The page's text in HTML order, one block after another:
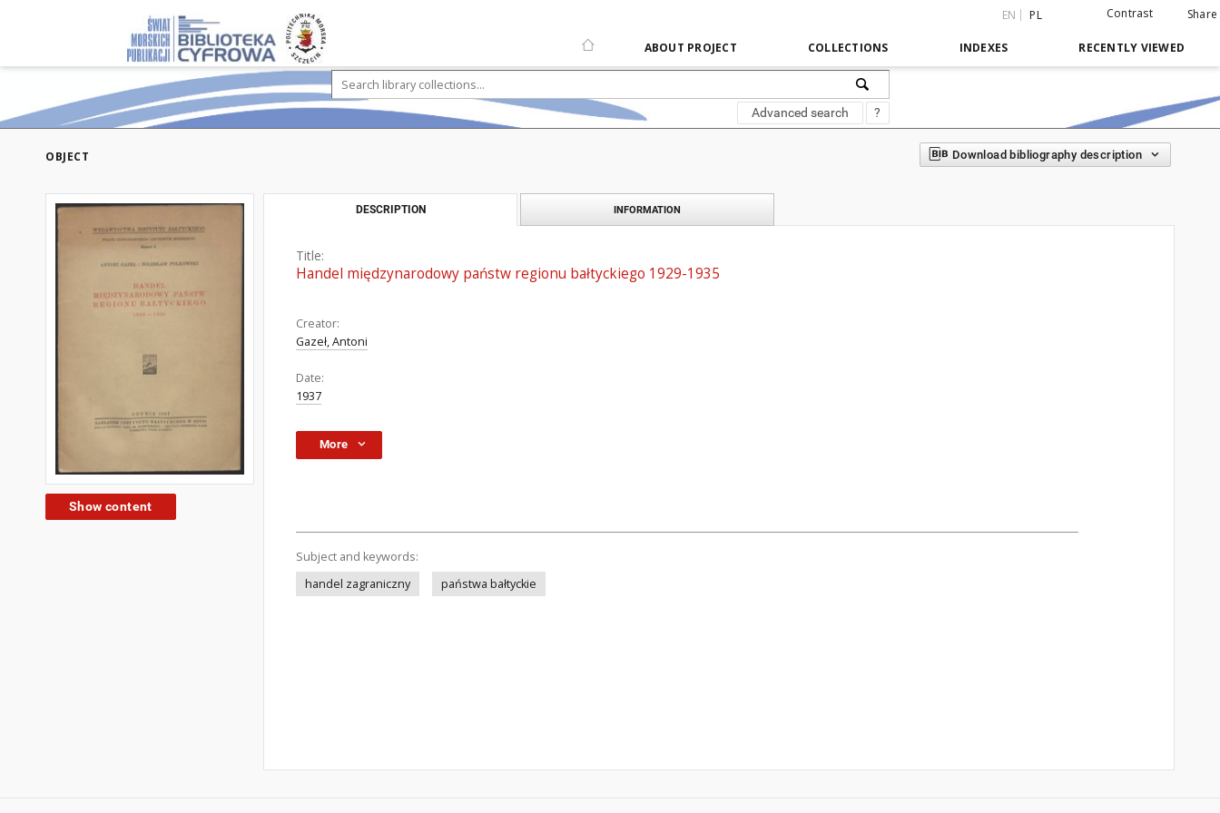
EN PL Contrast Share
ABOUT PROJECT COLLECTIONS INDEXES RECENTLY VIEWED
Advanced search ?
OBJECT Download bibliography description
Show content
DESCRIPTION INFORMATION
Title:
Handel międzynarodowy państw regionu bałtyckiego 1929-1935
Creator:
Gazeł, Antoni
Date:
1937
More
Subject and keywords:
handel zagraniczny
państwa bałtyckie